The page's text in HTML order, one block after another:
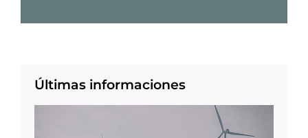
Últimas informaciones